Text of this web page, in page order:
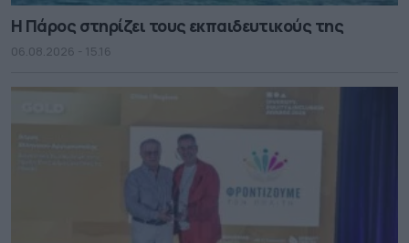
Η Πάρος στηρίζει τους εκπαιδευτικούς της
06.08.2026 - 15.16